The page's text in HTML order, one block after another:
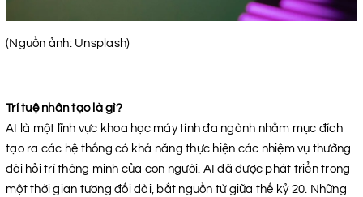
(Nguồn ảnh: Unsplash)
Trí tuệ nhân tạo là gì?
AI là một lĩnh vực khoa học máy tính đa ngành nhằm mục đích
tạo ra các hệ thống có khả năng thực hiện các nhiệm vụ thường
đòi hỏi trí thông minh của con người. AI đã được phát triển trong
một thời gian tương đối dài, bắt nguồn từ giữa thế kỷ 20. Những